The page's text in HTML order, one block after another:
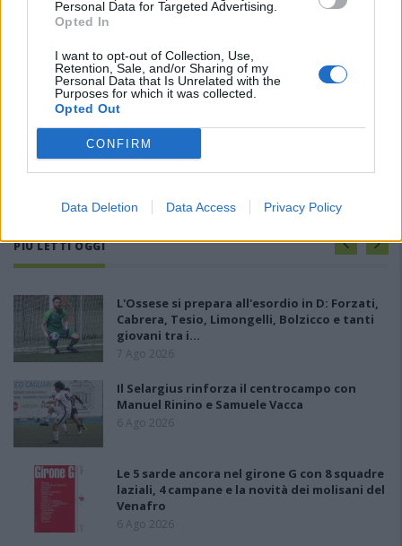
Personal Data for Targeted Advertising.
Opted In
I want to opt-out of Collection, Use,
Retention, Sale, and/or Sharing of my
Personal Data that Is Unrelated with the
Purposes for which it was collected.
Opted Out
CONFIRM
Data Deletion Data Access Privacy Policy
PIÙ LETTI OGGI
L'Ossese si prepara all'esordio in D: Forzati,
Cabrera, Tesio, Limongelli, Bolzicco e tanti
giovani tra i…
7 Ago 2026
Il Selargius rinforza il centrocampo con
Manuel Rinino e Samuele Vacca
6 Ago 2026
Le 5 sarde ancora nel girone G con 8 squadre
laziali, 4 campane e la novità dei molisani del
Venafro
6 Ago 2026